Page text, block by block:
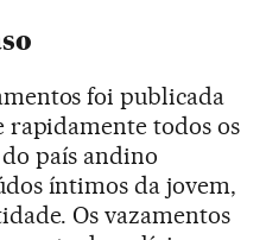
foi publicada
rapidamente todos os
país andino
íntimos da jovem,
Os vazamentos